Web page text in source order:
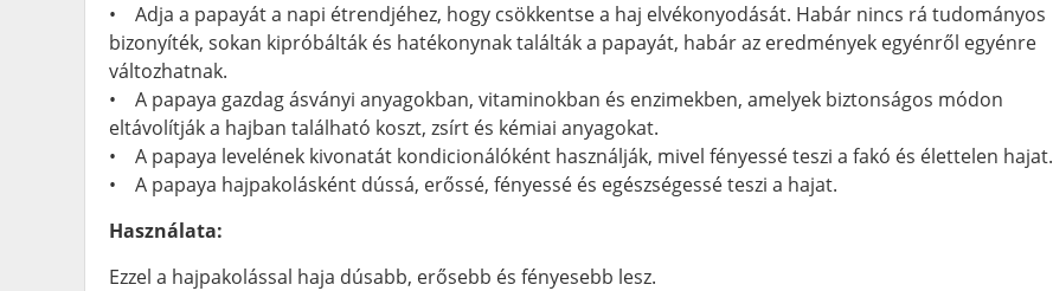
• Adja a papayát a napi étrendjéhez, hogy csökkentse a haj elvékonyodását. Habár nincs rá tudományos
bizonyíték, sokan kipróbálták és hatékonynak találták a papayát, habár az eredmények egyénről egyénre
változhatnak.
• A papaya gazdag ásványi anyagokban, vitaminokban és enzimekben, amelyek biztonságos módon
eltávolítják a hajban található koszt, zsírt és kémiai anyagokat.
• A papaya levelének kivonatát kondicionálóként használják, mivel fényessé teszi a fakó és élettelen hajat.
• A papaya hajpakolásként dússá, erőssé, fényessé és egészségessé teszi a hajat.
Használata:
Ezzel a hajpakolással haja dúsabb, erősebb és fényesebb lesz.